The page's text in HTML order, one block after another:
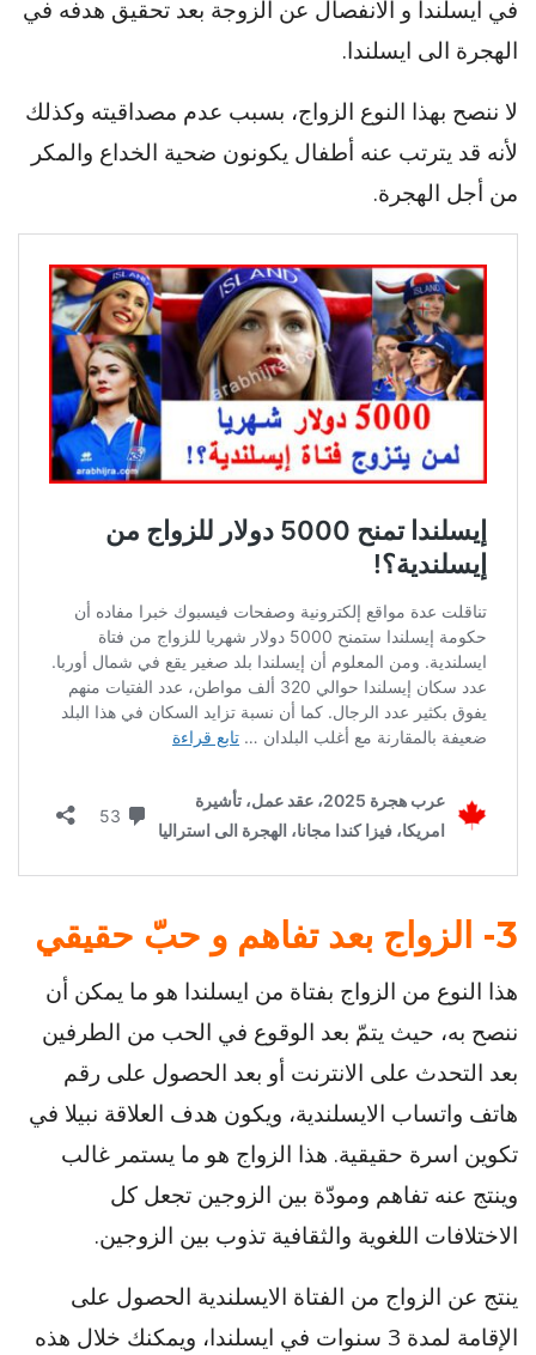
في ايسلندا و الانفصال عن الزوجة بعد تحقيق هدفه في
الهجرة الى ايسلندا.
لا ننصح بهذا النوع الزواج، بسبب عدم مصداقيته وكذلك
لأنه قد يترتب عنه أطفال يكونون ضحية الخداع والمكر
من أجل الهجرة.
3- الزواج بعد تفاهم و حبّ حقيقي
هذا النوع من الزواج بفتاة من ايسلندا هو ما يمكن أن
ننصح به، حيث يتمّ بعد الوقوع في الحب من الطرفين
بعد التحدث على الانترنت أو بعد الحصول على رقم
هاتف واتساب الايسلندية، ويكون هدف العلاقة نبيلا في
تكوين اسرة حقيقية. هذا الزواج هو ما يستمر غالب
وينتج عنه تفاهم ومودّة بين الزوجين تجعل كل
الاختلافات اللغوية والثقافية تذوب بين الزوجين.
ينتج عن الزواج من الفتاة الايسلندية الحصول على
الإقامة لمدة 3 سنوات في ايسلندا، ويمكنك خلال هذه